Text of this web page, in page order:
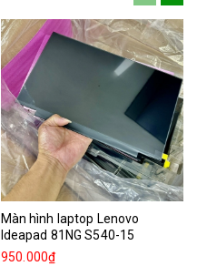
Màn hình laptop Lenovo
Ideapad 81NG S540-15
950.000₫